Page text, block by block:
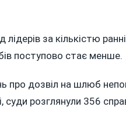
за кількістю
поступово стає менше.
про дозвіл на шлюб
розглянули 356